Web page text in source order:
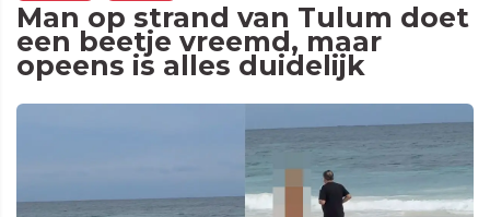
Man op strand van Tulum doet
een beetje vreemd, maar
opeens is alles duidelijk